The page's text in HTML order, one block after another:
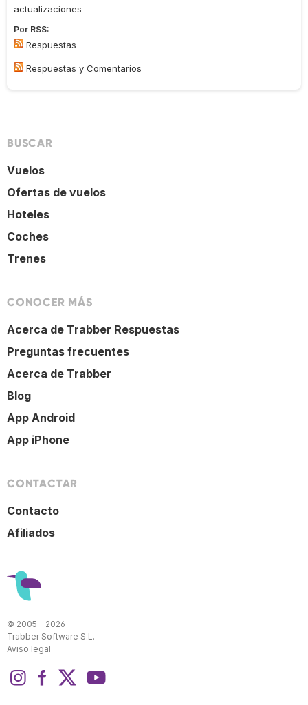
actualizaciones
Por RSS:
Respuestas
Respuestas y Comentarios
BUSCAR
Vuelos
Ofertas de vuelos
Hoteles
Coches
Trenes
CONOCER MÁS
Acerca de Trabber Respuestas
Preguntas frecuentes
Acerca de Trabber
Blog
App Android
App iPhone
CONTACTAR
Contacto
Afiliados
© 2005 - 2026
Trabber Software S.L.
Aviso legal